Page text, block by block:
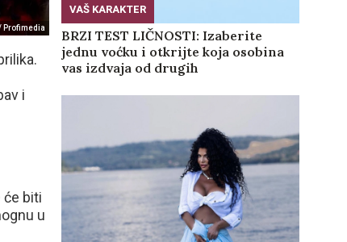
Profimedia
i
će biti
u
VAŠ KARAKTER
BRZI TEST LIČNOSTI: Izaberite
jednu voćku i otkrijte koja osobina
vas izdvaja od drugih